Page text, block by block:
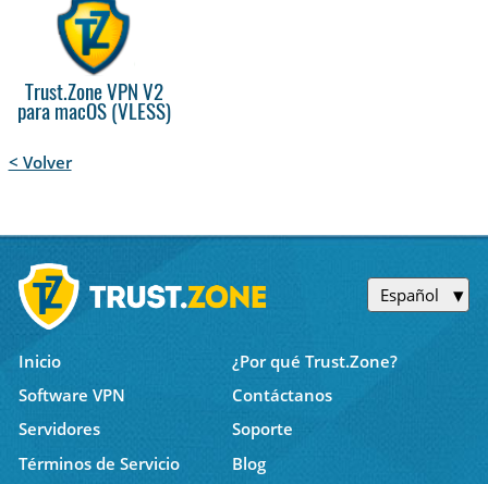
Trust.Zone VPN V2
para macOS (VLESS)
< Volver
Español
Inicio
¿Por qué Trust.Zone?
Software VPN
Contáctanos
Servidores
Soporte
Términos de Servicio
Blog